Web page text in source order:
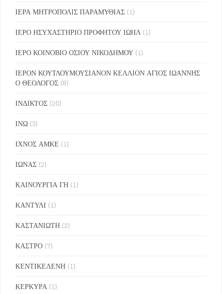
ΙΕΡΑ ΜΗΤΡΟΠΟΛΙΣ ΠΑΡΑΜΥΘΙΑΣ (1)
ΙΕΡΟ ΗΣΥΧΑΣΤΗΡΙΟ ΠΡΟΦΗΤΟΥ ΙΩΗΛ (1)
ΙΕΡΟ ΚΟΙΝΟΒΙΟ ΟΣΙΟΥ ΝΙΚΟΔΗΜΟΥ (1)
ΙΕΡΟΝ ΚΟΥΤΛΟΥΜΟΥΣΙΑΝΟΝ ΚΕΛΛΙΟΝ ΑΓΙΟΣ ΙΩΑΝΝΗΣ
Ο ΘΕΟΛΟΓΟΣ (8)
ΙΝΔΙΚΤΟΣ (20)
ΙΝΩ (3)
ΙΧΝΟΣ ΑΜΚΕ (1)
ΙΩΝΑΣ (2)
ΚΑΙΝΟΥΡΓΙΑ ΓΗ (1)
ΚΑΝΤΥΛΙ (1)
ΚΑΣΤΑΝΙΩΤΗ (2)
ΚΑΣΤΡΟ (7)
ΚΕΝΤΙΚΕΛΕΝΗ (1)
ΚΕΡΚΥΡΑ (1)